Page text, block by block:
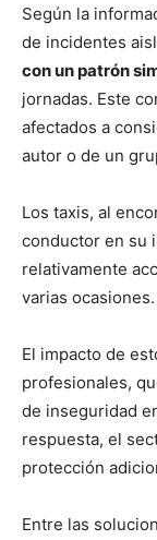
Según la
de incidentes
con un patrón
jornadas. Este
afectados a
autor o de un
Los taxis, al
conductor en su
relativamente
varias ocasiones.
El impacto de
profesionales,
de inseguridad
respuesta, el
protección
Entre las